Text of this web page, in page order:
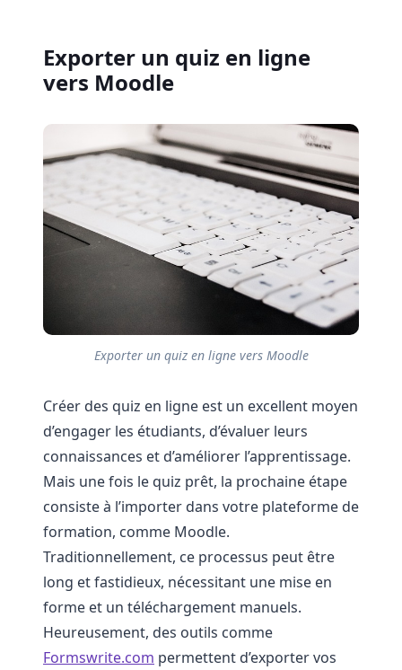
Exporter un quiz en ligne
vers Moodle
Exporter un quiz en ligne vers Moodle
Créer des quiz en ligne est un excellent moyen
d’engager les étudiants, d’évaluer leurs
connaissances et d’améliorer l’apprentissage.
Mais une fois le quiz prêt, la prochaine étape
consiste à l’importer dans votre plateforme de
formation, comme Moodle.
Traditionnellement, ce processus peut être
long et fastidieux, nécessitant une mise en
forme et un téléchargement manuels.
Heureusement, des outils comme
Formswrite.com permettent d’exporter vos